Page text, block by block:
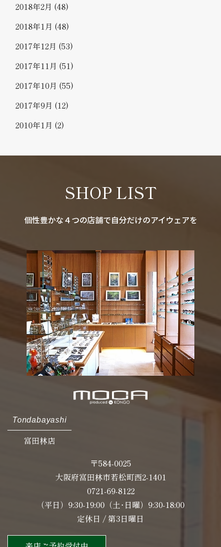
2018年2月 (48)
2018年1月 (48)
2017年12月 (53)
2017年11月 (51)
2017年10月 (55)
2017年9月 (12)
2010年1月 (2)
SHOP LIST
個性豊かな４つの店舗で自分だけのアイウェアを
Tondabayashi
富田林店
〒584-0025
大阪府富田林市若松町西2-1401
0721-69-8122
（平日）9:30-19:00（土･日曜）9:30-18:00
定休日 / 第3日曜日